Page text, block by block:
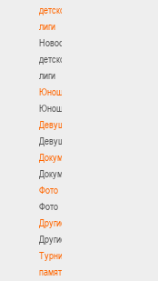
детской
лиги
Новости
детской
лиги
Юноши
Юноши
Девушки
Девушки
Документы
Документы
Фото
Фото
Другие
Другие
Турнир
памяти